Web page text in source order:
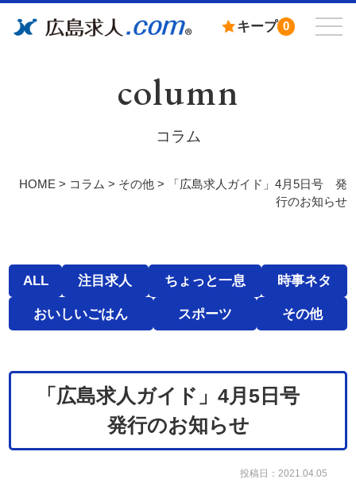
キープ 0
column
コラム
HOME> コラム > その他>
「広島求人ガイド」4月5日号 発
行のお知らせ
ALL 注目求人 ちょっと一息 時事ネタ
おいしいごはん スポーツ その他
「広島求人ガイド」4月5日号
発行のお知らせ
投稿日：2021.04.05